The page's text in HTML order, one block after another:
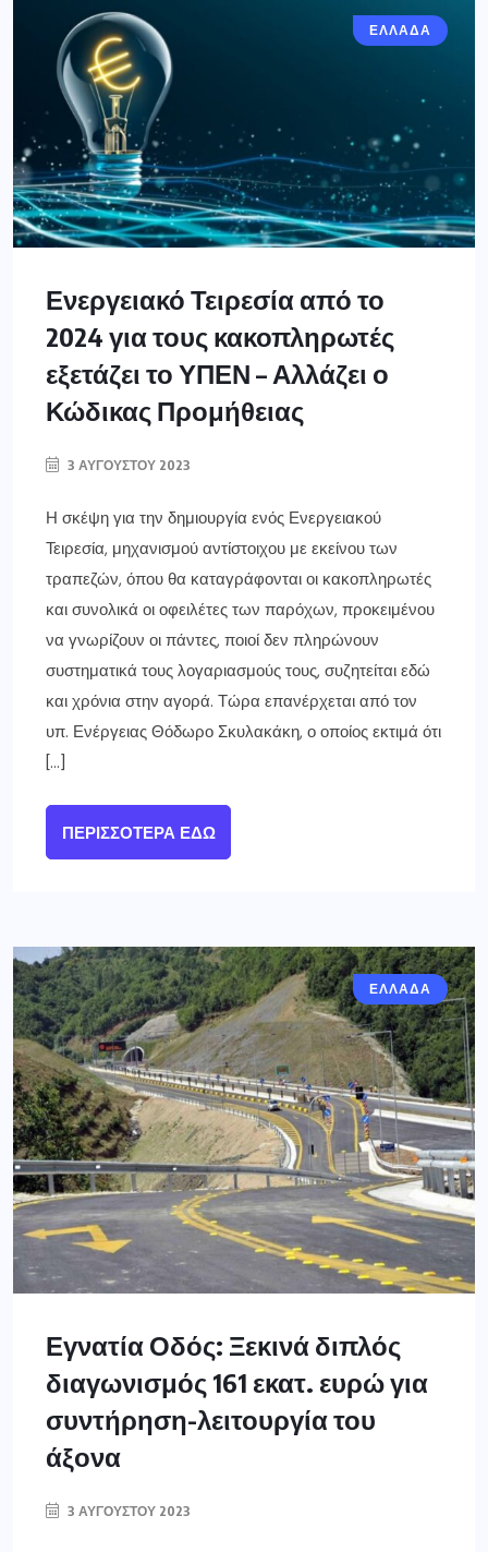
ΕΛΛΑΔΑ
Ενεργειακό Τειρεσία από το
2024 για τους κακοπληρωτές
εξετάζει το ΥΠΕΝ – Αλλάζει ο
Κώδικας Προμήθειας
3 ΑΥΓΟΎΣΤΟΥ 2023
Η σκέψη για την δημιουργία ενός Ενεργειακού
Τειρεσία, μηχανισμού αντίστοιχου με εκείνου των
τραπεζών, όπου θα καταγράφονται οι κακοπληρωτές
και συνολικά οι οφειλέτες των παρόχων, προκειμένου
να γνωρίζουν οι πάντες, ποιοί δεν πληρώνουν
συστηματικά τους λογαριασμούς τους, συζητείται εδώ
και χρόνια στην αγορά. Τώρα επανέρχεται από τον
υπ. Ενέργειας Θόδωρο Σκυλακάκη, ο οποίος εκτιμά ότι
[…]
ΠΕΡΙΣΣΌΤΕΡΑ ΕΔΏ
ΕΛΛΑΔΑ
Εγνατία Οδός: Ξεκινά διπλός
διαγωνισμός 161 εκατ. ευρώ για
συντήρηση-λειτουργία του
άξονα
3 ΑΥΓΟΎΣΤΟΥ 2023